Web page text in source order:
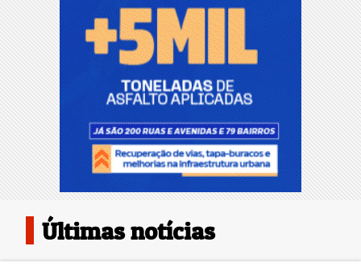
Últimas notícias